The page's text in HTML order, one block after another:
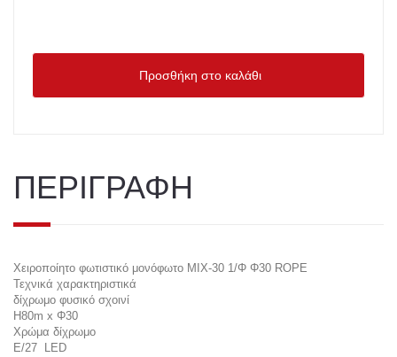
Προσθήκη στο καλάθι
ΠΕΡΙΓΡΑΦΗ
Χειροποίητο φωτιστικό μονόφωτο ΜΙΧ-30 1/Φ Φ30 ROPE
Τεχνικά χαρακτηριστικά
δίχρωμο φυσικό σχοινί
H80m x Φ30
Χρώμα δίχρωμο
E/27 LED